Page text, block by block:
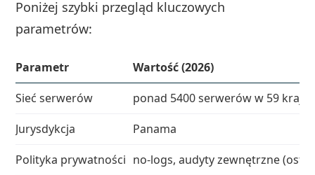
Poniżej szybki przegląd kluczowych
parametrów:
Parametr
Wartość (2026)
Sieć serwerów
ponad 5400 serwerów w 59
Jurysdykcja
Panama
Polityka prywatności no‑logs, audyty zewnętrzne